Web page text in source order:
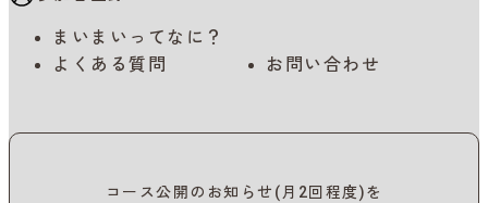
まいまいってなに？
よくある質問
お問い合わせ
コース公開のお知らせ(月2回程度)を